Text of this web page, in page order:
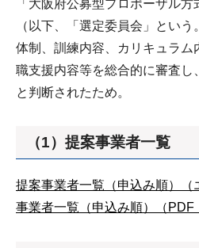
「大阪府公募型プロポーザル方
（以下、「選定委員会」とい
体制、訓練内容、カリキュラム
職支援内容等を総合的に審査し
と判断されたため。
（1）提案事業者一覧
提案事業者一覧（申込み順）（
事業者一覧（申込み順）（PDF